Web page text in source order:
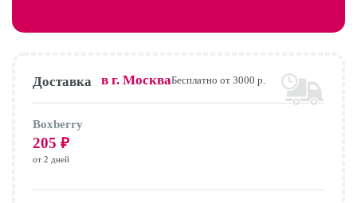
Доставка в г. МоскваБесплатно от 3000 р.
Boxberry
205 ₽
от 2 дней